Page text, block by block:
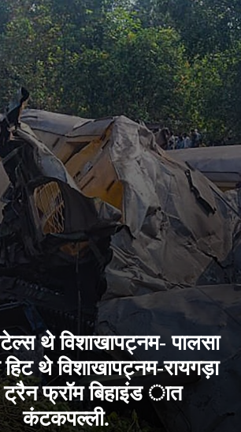
थे विशाखापट्नम- पालसा
थे विशाखापट्नम-रायगड़ा
फ्रॉम बिहाइंड ात
कंटकपल्ली.